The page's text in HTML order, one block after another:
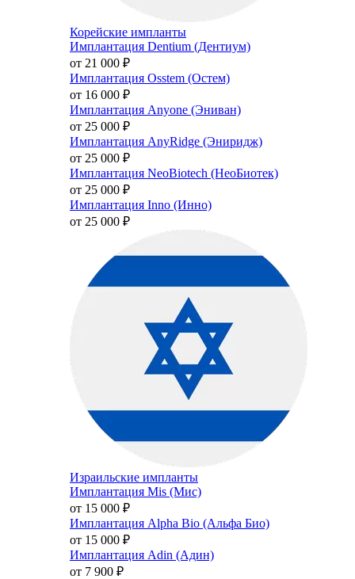
Корейские импланты
Имплантация Dentium (Дентиум)
от 21 000 ₽
Имплантация Osstem (Остем)
от 16 000 ₽
Имплантация Anyone (Эниван)
от 25 000 ₽
Имплантация AnyRidge (Эниридж)
от 25 000 ₽
Имплантация NeoBiotech (НеоБиотек)
от 25 000 ₽
Имплантация Inno (Инно)
от 25 000 ₽
Израильские импланты
Имплантация Mis (Мис)
от 15 000 ₽
Имплантация Alpha Bio (Альфа Био)
от 15 000 ₽
Имплантация Adin (Адин)
от 7 900 ₽